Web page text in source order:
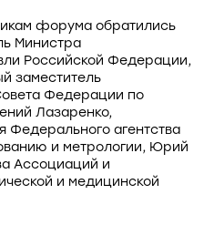
форума обратились
Министра
Российской Федерации,
заместитель
Федерации по
Лазаренко,
Федерального агентства
и метрологии, Юрий
Ассоциаций и
и медицинской